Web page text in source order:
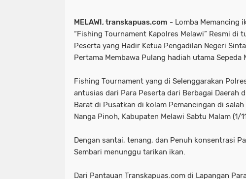
MELAWI, transkapuas.com - Lomba Memancing
“Fishing Tournament Kapolres Melawi” Resmi di
Peserta yang Hadir Ketua Pengadilan Negeri
Pertama Membawa Pulang hadiah utama Sepeda
Fishing Tournament yang di Selenggarakan
antusias dari Para Peserta dari Berbagai Daerah
Barat di Pusatkan di kolam Pemancingan di
Nanga Pinoh, Kabupaten Melawi Sabtu Malam (1/
Dengan santai, tenang, dan Penuh konsentrasi
Sembari menunggu tarikan ikan.
Dari Pantauan Transkapuas.com di Lapangan